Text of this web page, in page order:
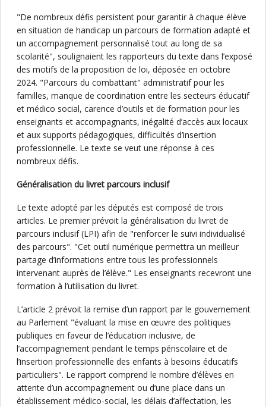
"De nombreux défis persistent pour garantir à chaque élève
en situation de handicap un parcours de formation adapté et
un accompagnement personnalisé tout au long de sa
scolarité", soulignaient les rapporteurs du texte dans l’exposé
des motifs de la proposition de loi, déposée en octobre
2024. "Parcours du combattant" administratif pour les
familles, manque de coordination entre les secteurs éducatif
et médico social, carence d’outils et de formation pour les
enseignants et accompagnants, inégalité d’accès aux locaux
et aux supports pédagogiques, difficultés d’insertion
professionnelle. Le texte se veut une réponse à ces
nombreux défis.
Généralisation du livret parcours inclusif
Le texte adopté par les députés est composé de trois
articles. Le premier prévoit la généralisation du livret de
parcours inclusif (LPI) afin de "renforcer le suivi individualisé
des parcours". "Cet outil numérique permettra un meilleur
partage d’informations entre tous les professionnels
intervenant auprès de l’élève." Les enseignants recevront une
formation à l’utilisation du livret.
L’article 2 prévoit la remise d’un rapport par le gouvernement
au Parlement "évaluant la mise en œuvre des politiques
publiques en faveur de l’éducation inclusive, de
l’accompagnement pendant le temps périscolaire et de
l’insertion professionnelle des enfants à besoins éducatifs
particuliers". Le rapport comprend le nombre d’élèves en
attente d’un accompagnement ou d’une place dans un
établissement médico-social, les délais d’affectation, les